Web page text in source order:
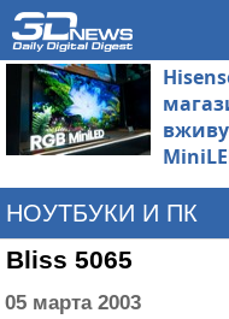
НОУТБУКИ И ПК
Bliss 5065
05 марта 2003